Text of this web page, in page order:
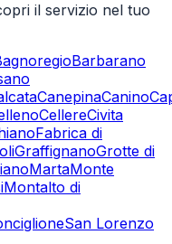
il servizio nel tuo
Barbarano
CanepinaCanino
CellereCivita
Fabrica di
GraffignanoGrotte di
MartaMonte
Montalto di
San Lorenzo